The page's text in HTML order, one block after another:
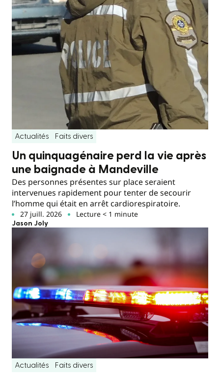
Actualités Faits divers
Un quinquagénaire perd la vie après
une baignade à Mandeville
Des personnes présentes sur place seraient
intervenues rapidement pour tenter de secourir
l’homme qui était en arrêt cardiorespiratoire.
27 juill. 2026 Lecture < 1 minute
Jason Joly
Actualités Faits divers